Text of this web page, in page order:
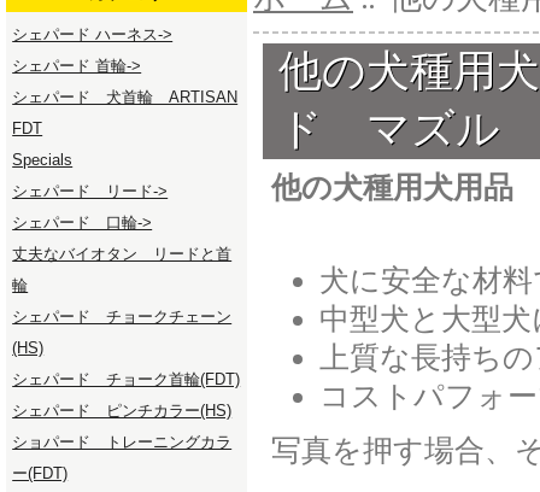
シェパード ハーネス->
シェパード 首輪->
シェパード 犬首輪 ARTISAN
FDT
Specials
シェパード リード->
シェパード 口輪->
丈夫なバイオタン リードと首
輪
シェパード チョークチェーン
(HS)
シェパード チョーク首輪(FDT)
シェパード ピンチカラー(HS)
ショパード トレーニングカラ
ー(FDT)
他の犬種
ド マズル
他の犬種用犬用
犬に安全な材
中型犬と大型
上質な長持ち
コストパフォ
写真を押す場合、